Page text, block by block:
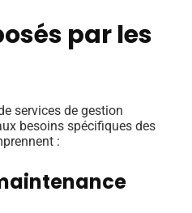
par les
services de gestion
besoins spécifiques des
: